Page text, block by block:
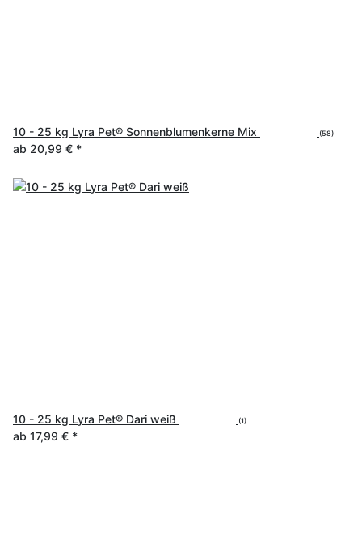
10 - 25 kg Lyra Pet® Sonnenblumenkerne Mix (58)
ab 20,99 € *
10 - 25 kg Lyra Pet® Dari weiß (1)
ab 17,99 € *